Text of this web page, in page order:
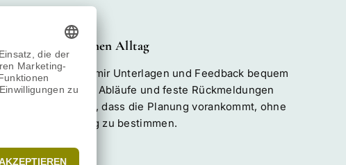
Passt in deinen Alltag
Du schickst mir Unterlagen und Feedback bequem
digital. Klare Abläufe und feste Rückmeldungen
deinen Alltag zu bestimmen.